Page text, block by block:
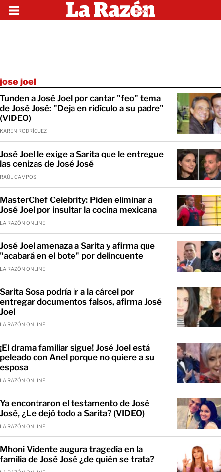
jose joel
Tunden a José Joel por cantar "feo" tema
de José José: "Deja en ridículo a su padre"
(VIDEO)
KAREN RODRÍGUEZ
José Joel le exige a Sarita que le entregue
las cenizas de José José
RAÚL CAMPOS
MasterChef Celebrity: Piden eliminar a
José Joel por insultar la cocina mexicana
LA RAZÓN ONLINE
José Joel amenaza a Sarita y afirma que
"acabará en el bote" por delincuente
LA RAZÓN ONLINE
Sarita Sosa podría ir a la cárcel por
entregar documentos falsos, afirma José
Joel
LA RAZÓN ONLINE
¡El drama familiar sigue! José Joel está
peleado con Anel porque no quiere a su
esposa
LA RAZÓN ONLINE
Ya encontraron el testamento de José
José, ¿Le dejó todo a Sarita? (VIDEO)
LA RAZÓN ONLINE
Mhoni Vidente augura tragedia en la
familia de José José ¿de quién se trata?